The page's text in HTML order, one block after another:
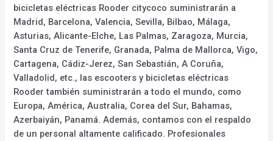
bicicletas eléctricas Rooder citycoco suministrarán a
Madrid, Barcelona, Valencia, Sevilla, Bilbao, Málaga,
Asturias, Alicante-Elche, Las Palmas, Zaragoza, Murcia,
Santa Cruz de Tenerife, Granada, Palma de Mallorca, Vigo,
Cartagena, Cádiz-Jerez, San Sebastián, A Coruña,
Valladolid, etc., las escooters y bicicletas eléctricas
Rooder también suministrarán a todo el mundo, como
Europa, América, Australia, Corea del Sur, Bahamas,
Azerbaiyán, Panamá. Además, contamos con el respaldo
de un personal altamente calificado. Profesionales